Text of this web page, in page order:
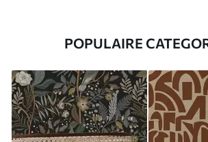
POPULAIRE